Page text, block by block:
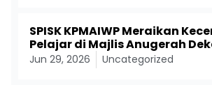
SPISK KPMAIWP Meraikan
Pelajar di Majlis Anugerah
Jun 29, 2026 Uncategorized